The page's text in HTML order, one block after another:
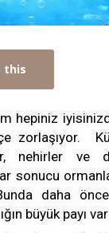
this
hepiniz
zorlaşıyor.
nehirler ve
sonucu
daha
büyük payı